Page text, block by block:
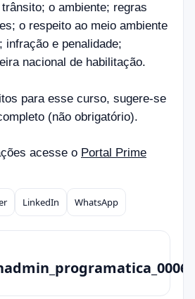
o ambiente; regras
o respeito ao meio ambiente
e penalidade;
nacional de habilitação.
para esse curso, sugere-se
(não obrigatório).
acesse o Portal Prime
LinkedIn WhatsApp